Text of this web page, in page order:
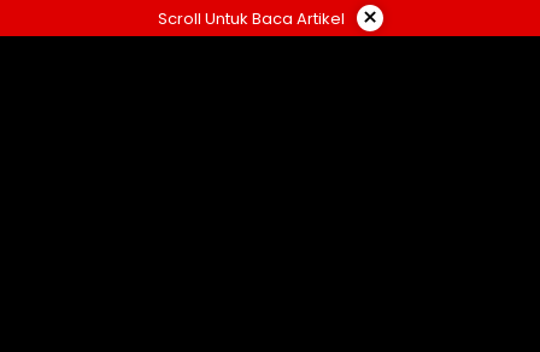
ke
Scroll Untuk Baca Artikel ×